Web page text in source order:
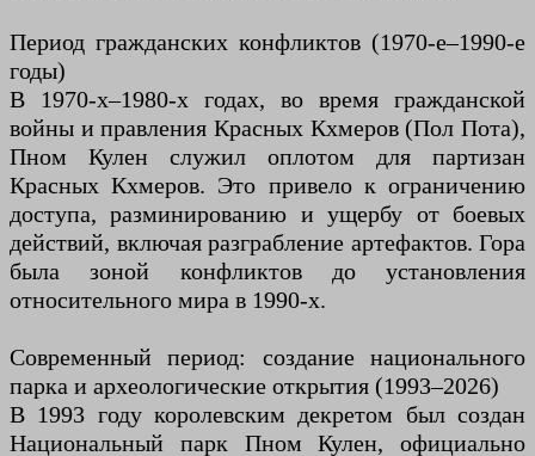
Период гражданских конфликтов (1970-е–1990-е
годы)
В 1970-х–1980-х годах, во время гражданской
войны и правления Красных Кхмеров (Пол Пота),
Пном Кулен служил оплотом для партизан
Красных Кхмеров. Это привело к ограничению
доступа, разминированию и ущербу от боевых
действий, включая разграбление артефактов. Гора
была зоной конфликтов до установления
относительного мира в 1990-х.
Современный период: создание национального
парка и археологические открытия (1993–2026)
В 1993 году королевским декретом был создан
Национальный парк Пном Кулен, официально